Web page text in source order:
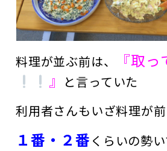
料理が並ぶ前は、
『取
』
と言っていた
利用者さんもいざ料理が
１番・２番 くらいの勢